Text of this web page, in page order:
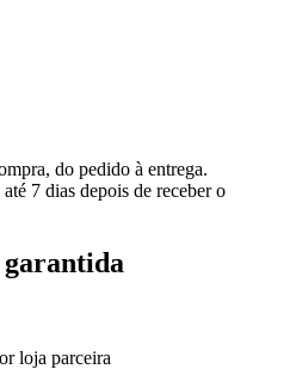
do pedido à entrega.
até 7 dias depois de receber o
loja parceira